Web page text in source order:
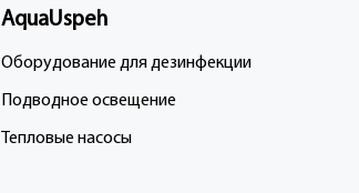
AquaUspeh
Oборудование для дезинфекции
Подводное освещение
Тепловые насосы